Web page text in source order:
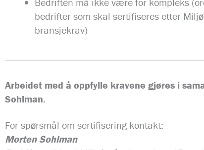
bedrifter som skal sertifiseres etter
bransjekrav)
Arbeidet med å oppfylle kravene gjøres i
Sohlman.
For spørsmål om sertifisering kontakt:
Morten Sohlman